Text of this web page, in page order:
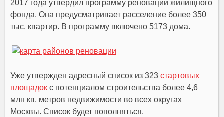
2017 года утвердил программу реновации жилищного
фонда. Она предусматривает расселение более 350
тыс. квартир. В программу включено 5173 дома.
Уже утвержден адресный список из 323стартовых
площадок с потенциалом строительства более 4,6
млн кв. метров недвижимости во всех округах
Москвы. Список будет пополняться.